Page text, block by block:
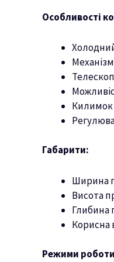
Особливості
Килимок
Габарити:
Ширина
Висота
Глибина
Корисна
Режими